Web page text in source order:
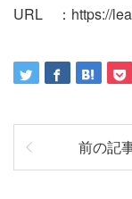
URL ： https://
前の記